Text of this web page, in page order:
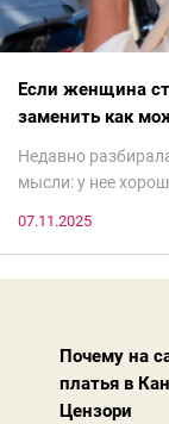
Если женщина
заменить как
Недавно
мысли: у нее
моды. Вовсе
07.11.2025
Почему на
платья в
Цензори